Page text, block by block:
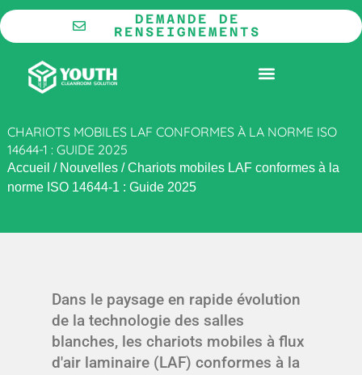
Aller
au
contenu
DEMANDE DE
RENSEIGNEMENTS
CHARIOTS MOBILES LAF CONFORMES À LA NORME ISO
14644-1 : GUIDE 2025
Accueil / Nouvelles/Chariots mobiles LAF conformes à la
norme ISO 14644-1 : Guide 2025
Dans le paysage en rapide évolution
de la technologie des salles
blanches, les chariots mobiles à flux
d'air laminaire (LAF) conformes à la